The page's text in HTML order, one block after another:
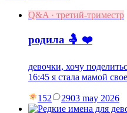
Q&A · третий-триместр
родила 🤱 ❤️
девочки, хочу
16:45 я стала мамой
152 2903 may 2026